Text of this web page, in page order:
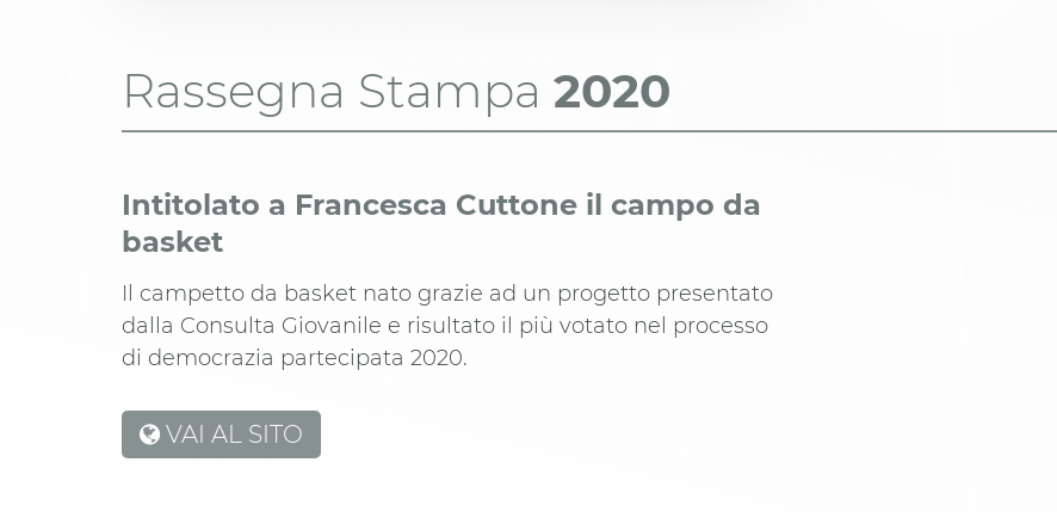
Rassegna Stampa 2020
Intitolato a Francesca Cuttone il campo da
basket
Il campetto da basket nato grazie ad un progetto presentato
dalla Consulta Giovanile e risultato il più votato nel processo
di democrazia partecipata 2020.
VAI AL SITO